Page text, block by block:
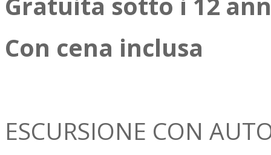
Con cena inclusa
ESCURSIONE CON